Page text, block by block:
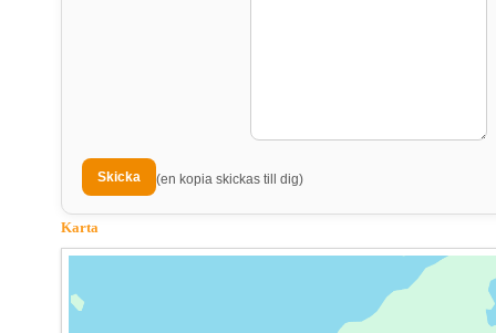
(en kopia skickas till dig)
Karta